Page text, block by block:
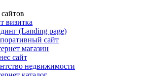
визитка
(Landing page)
сайт
магазин
сайт
недвижимости